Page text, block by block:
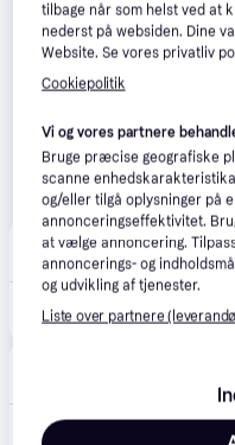
CS
Fri fragt,4-5 dage
tilbage når som helst ved at
nederst på websiden. Dine
Website. Se vores privatliv
Cookiepolitik
Vi og vores partnere
Bruge præcise geografiske
scanne
og/eller tilgå oplysninger på
annonceringseffektivitet.
at vælge annoncering.
annoncerings- og
og udvikling af tjenester.
Liste over partnere